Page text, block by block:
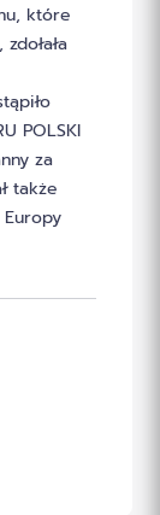
które
POLSKI
za
także